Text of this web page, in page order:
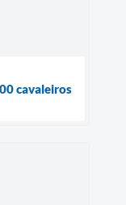
cavaleiros